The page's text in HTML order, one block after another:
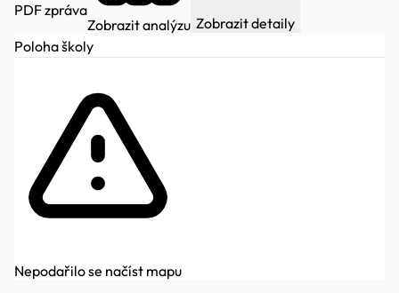
PDF zpráva
Zobrazit analýzu Zobrazit detaily
Poloha školy
Nepodařilo se načíst mapu